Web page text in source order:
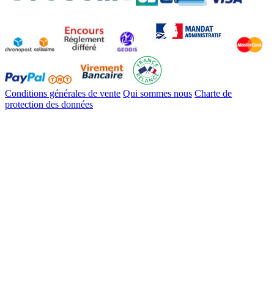
Conditions générales de vente Qui sommes nous Charte de
protection des données